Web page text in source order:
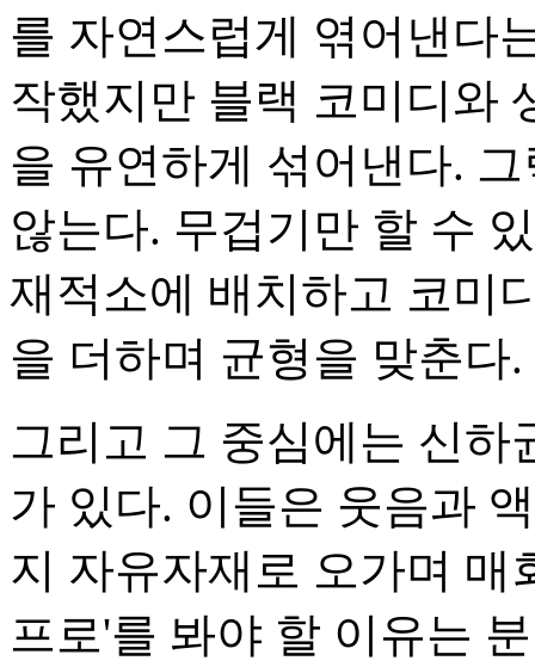
를 자연스럽게 엮어낸다
작했지만 블랙 코미디와
을 유연하게 섞어낸다.
않는다. 무겁기만 할 수
재적소에 배치하고 코미
을 더하며 균형을 맞춘다.
그리고 그 중심에는 신하
가 있다. 이들은 웃음과
지 자유자재로 오가며 매
프로'를 봐야 할 이유는